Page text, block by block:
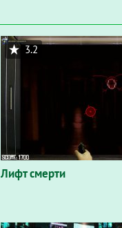
Лифт смерти
3.2